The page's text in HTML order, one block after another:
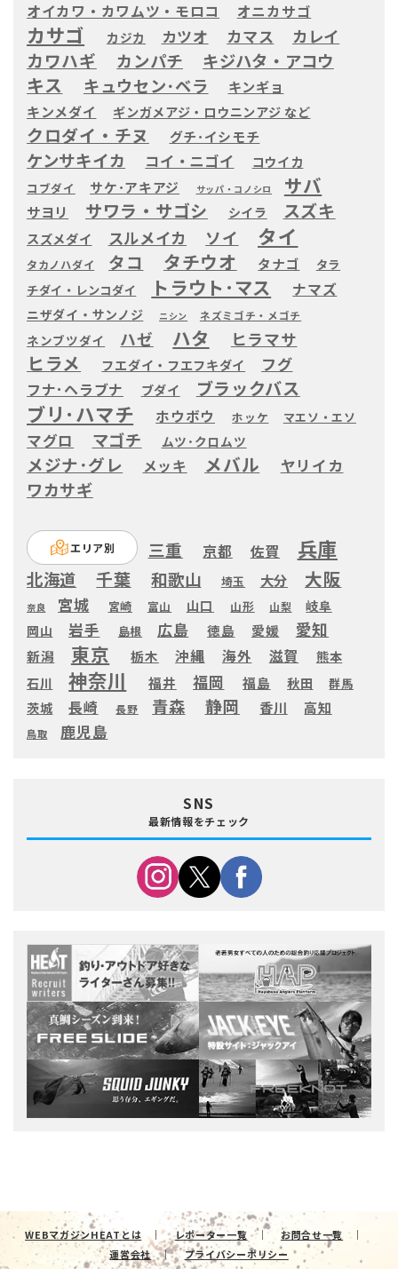
オイカワ・カワムツ・モロコ オニカサゴ
カサゴ カジカ カツオ カマス カレイ
カワハギ カンパチ キジハタ・アコウ
キス キュウセン･ベラ キンギョ
キンメダイ ギンガメアジ・ロウニンアジ など
クロダイ・チヌ グチ･イシモチ
ケンサキイカ コイ・ニゴイ コウイカ
コブダイ サケ･アキアジ サッパ・コノシロ サバ
サヨリ サワラ・サゴシ シイラ スズキ
スズメダイ スルメイカ ソイ タイ
タカノハダイ タコ タチウオ タナゴ
タラ
チダイ・レンコダイ
トラウト･マス ナマズ
ニザダイ・サンノジ ニシン ネズミゴチ・メゴチ
ネンブツダイ ハゼ ハタ ヒラマサ
ヒラメ フエダイ・フエフキダイ フグ
フナ･ヘラブナ ブダイ ブラックバス
ブリ･ハマチ ホウボウ ホッケ マエソ・エソ
マグロ マゴチ ムツ･クロムツ
メジナ･グレ メッキ メバル ヤリイカ
ワカサギ
エリア別 三重 京都 佐賀 兵庫
北海道 千葉 和歌山 埼玉 大分 大阪
奈良 宮城 宮崎 富山 山口 山形 山梨
岐阜
岡山
岩手 島根 広島 徳島 愛媛 愛知
新潟 東京 栃木 沖縄 海外 滋賀
熊本
石川
神奈川 福井 福岡 福島 秋田 群馬
茨城 長崎 長野 青森 静岡 香川 高知
鳥取 鹿児島
SNS
最新情報をチェック
WEBマガジンHEATとは レポーター一覧
お問合せ一覧
運営会社
プライバシーポリシー